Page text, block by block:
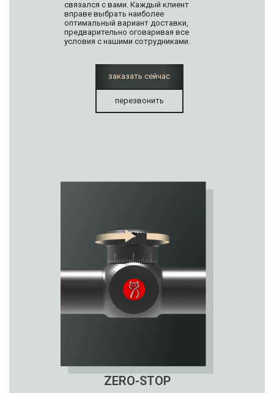
связался с вами. Каждый клиент
вправе выбрать наиболее
оптимальный вариант доставки,
предварительно оговаривая все
условия с нашими сотрудниками.
заказать сейчас
перезвонить
ZERO-STOP